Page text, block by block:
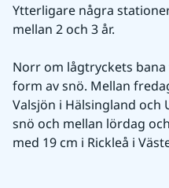
Ytterligare några
mellan 2 och 3 år.
Norr om lågtryckets
form av snö. Mellan
Valsjön i Hälsingland och
snö och mellan lördag
med 19 cm i Rickleå i